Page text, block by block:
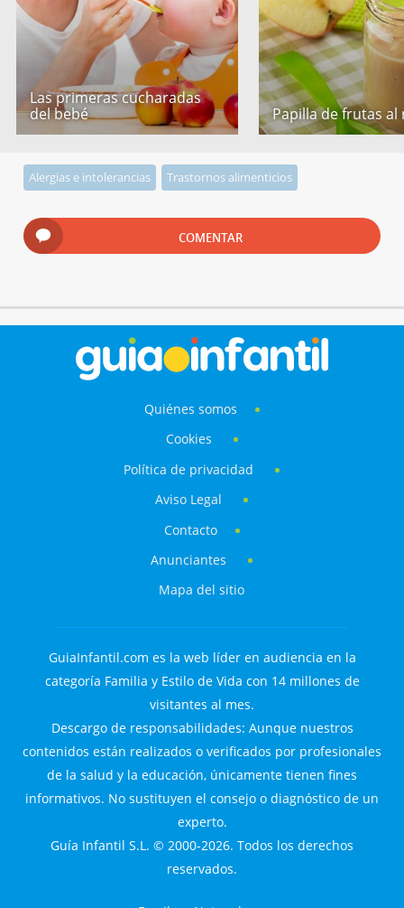
Las primeras cucharadas
del bebé
Papilla de frutas al
Alergias e intolerancias Trastornos alimenticios
COMENTAR
Quiénes somos
Cookies
Política de privacidad
Aviso Legal
Contacto
Anunciantes
Mapa del sitio
GuiaInfantil.com es la web líder en audiencia en la
categoría Familia y Estilo de Vida con 14 millones de
visitantes al mes.
Descargo de responsabilidades: Aunque nuestros
contenidos están realizados o verificados por profesionales
de la salud y la educación, únicamente tienen fines
informativos. No sustituyen el consejo o diagnóstico de un
experto.
Guía Infantil S.L. © 2000-2026. Todos los derechos
reservados.